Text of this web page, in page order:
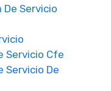
Servicio
Servicio Cfe
Servicio De